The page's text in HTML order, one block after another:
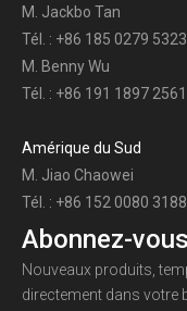
M. Jackbo Tan
Tél. : +86 185 0279 5323
M. Benny Wu
Tél. : +86 191 1897 2561
Amérique du Sud
M. Jiao Chaowei
Tél. : +86 152 0080 3188
Abonnez-
Nouveaux produits,
directement dans votre